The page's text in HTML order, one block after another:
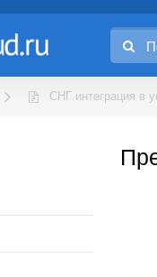
СНГ интеграция в